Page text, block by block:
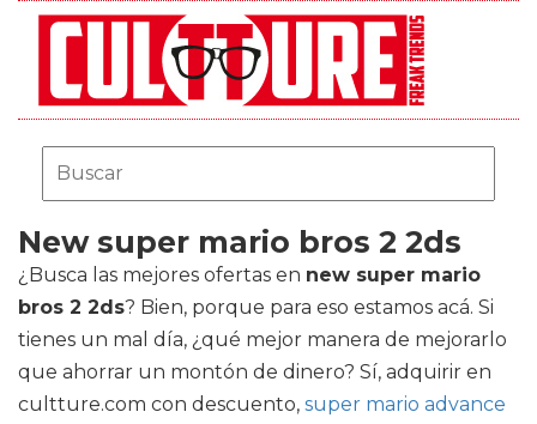
New super mario bros 2 2ds
¿Busca las mejores ofertas en new super mario
bros 2 2ds? Bien, porque para eso estamos acá. Si
tienes un mal día, ¿qué mejor manera de mejorarlo
que ahorrar un montón de dinero? Sí, adquirir en
cultture.com con descuento, super mario advance